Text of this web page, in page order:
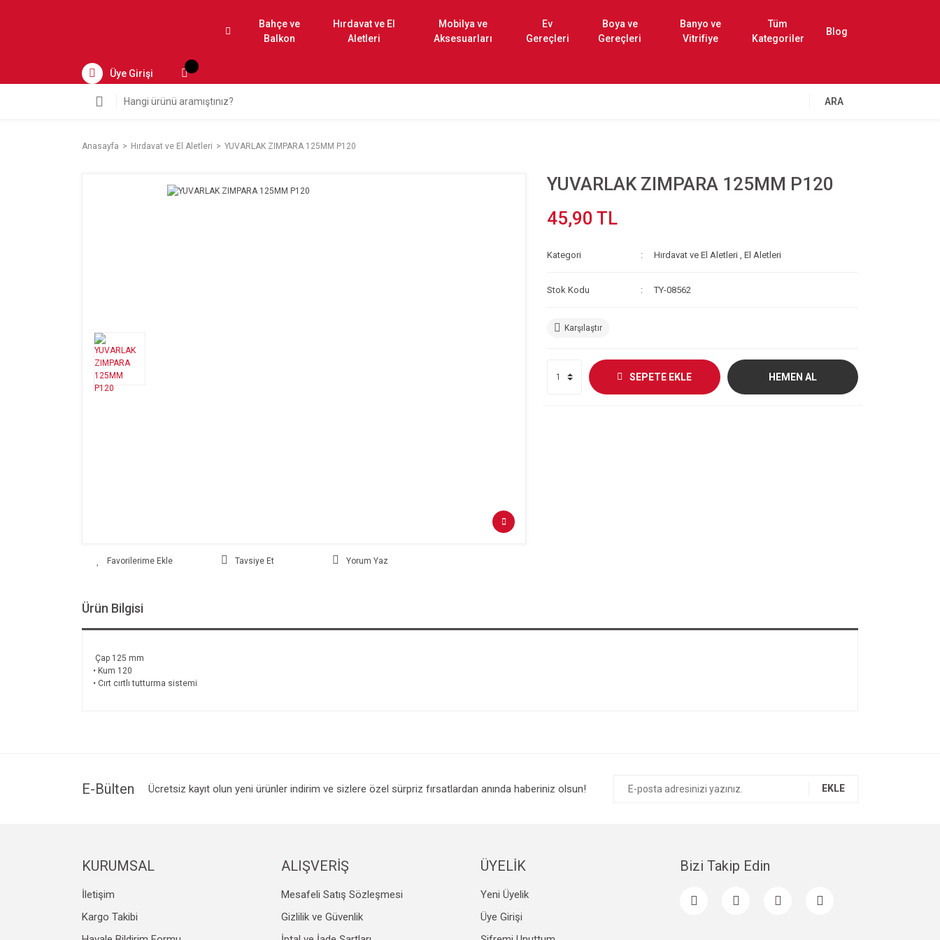
Bahçe ve
Balkon
Hırdavat ve El
Aletleri
Mobilya ve
Aksesuarları
Ev
Gereçleri
Boya ve
Gereçleri
Banyo ve
Vitrifiye
Tüm
Kategoriler
Blog
Üye Girişi
ARA
Anasayfa Hırdavat ve El Aletleri YUVARLAK ZIMPARA 125MM P120
Tavsiye Et Yorum Yaz
YUVARLAK ZIMPARA 125MM P120
45,90 TL
Kategori Hırdavat ve El Aletleri , El Aletleri
Stok Kodu TY-08562
Karşılaştır
SEPETE EKLE HEMEN AL
Ürün Bilgisi
Çap 125 mm
• Kum 120
• Cırt cırtlı tutturma sistemi
E-Bülten Ücretsiz kayıt olun yeni ürünler indirim ve sizlere özel sürpriz fırsatlardan anında haberiniz olsun! EKLE
KURUMSAL
İletişim
Kargo Takibi
ALIŞVERİŞ
Mesafeli Satış Sözleşmesi
Gizlilik ve Güvenlik
ÜYELİK
Yeni Üyelik
Üye Girişi
Bizi Takip Edin